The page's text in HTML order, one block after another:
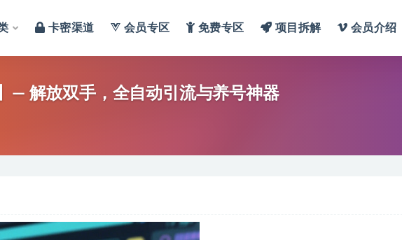
卡密渠道 会员专区 免费专区 项目拆解 会员介绍
— 解放双手，全自动引流与养号神器